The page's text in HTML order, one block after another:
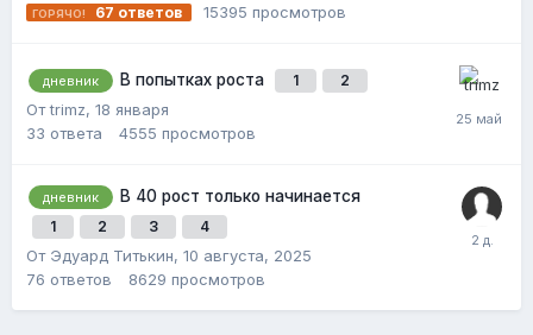
67 ответов 15395 просмотров
дневник В попытках роста 1 2
От trimz, 18 января
33 ответа 4555 просмотров
дневник В 40 рост только начинается
1 2 3 4
От Эдуард Титькин, 10 августа, 2025
76 ответов 8629 просмотров